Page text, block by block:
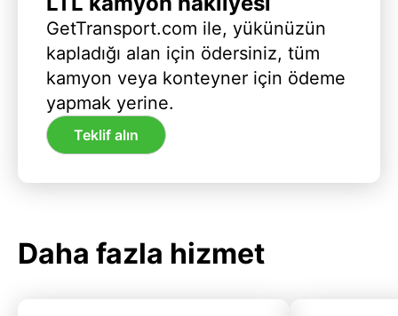
GetTransport.com ile, yükünüzün
kapladığı alan için ödersiniz, tüm
kamyon veya konteyner için ödeme
yapmak yerine.
Teklif alın
Daha fazla hizmet